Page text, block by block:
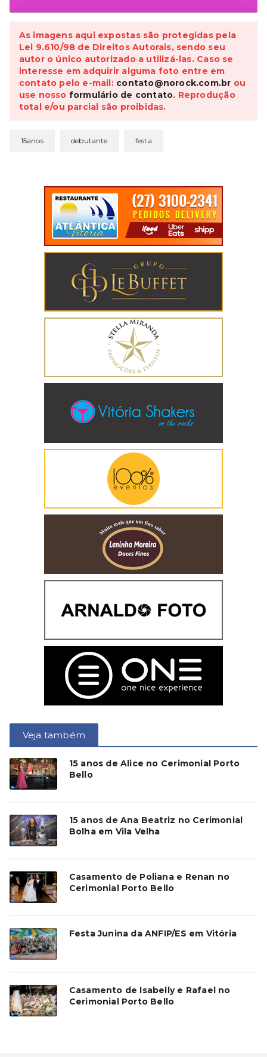
As imagens aqui expostas são protegidas pela
Lei 9.610/98 de Direitos Autorais, sendo seu
autor o único autorizado a utilizá-las. Caso se
interesse em adquirir alguma foto entre em
contato pelo e-mail: contato@norock.com.br ou
use nosso formulário de contato. Reprodução
total e/ou parcial são proibidas.
15anos debutante festa
Veja também
15 anos de Alice no Cerimonial Porto
Bello
15 anos de Ana Beatriz no Cerimonial
Bolha em Vila Velha
Casamento de Poliana e Renan no
Cerimonial Porto Bello
Festa Junina da ANFIP/ES em Vitória
Casamento de Isabelly e Rafael no
Cerimonial Porto Bello